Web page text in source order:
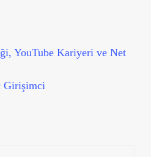
YouTube Kariyeri ve Net
Girişimci